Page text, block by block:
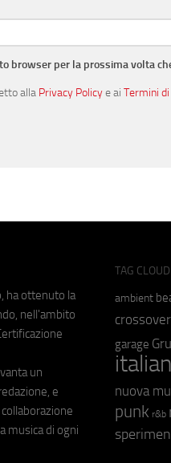
browser per la prossima volta
alla Privacy Policye ai Termini
ha ottenuto la
nell'ambito
un
e
musica di ogni
TAG CLOUD
ambient
crossover
garage
nuova
punk r&b